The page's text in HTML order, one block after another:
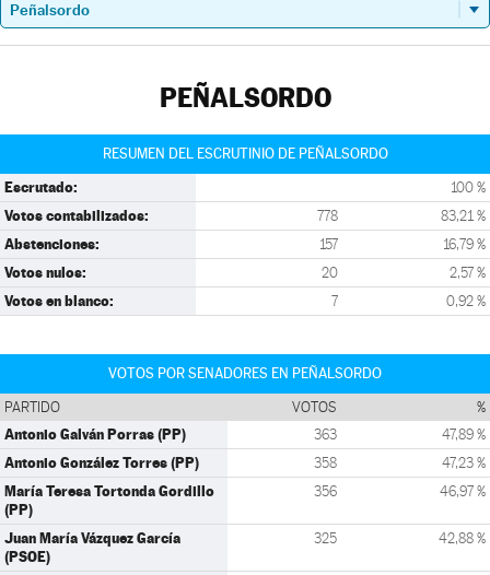
PEÑALSORDO
RESUMEN DEL ESCRUTINIO DE PEÑALSORDO
Escrutado: 100 %
Votos contabilizados: 778 83,21 %
Abstenciones: 157 16,79 %
Votos nulos: 20 2,57 %
Votos en blanco: 7 0,92 %
VOTOS POR SENADORES EN PEÑALSORDO
PARTIDO VOTOS %
Antonio Galván Porras (PP) 363 47,89 %
Antonio González Torres (PP) 358 47,23 %
María Teresa Tortonda Gordillo
(PP)
356 46,97 %
Juan María Vázquez García
(PSOE)
325 42,88 %